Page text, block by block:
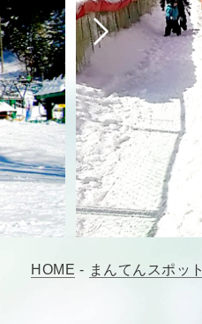
HOME - まんてんスポット